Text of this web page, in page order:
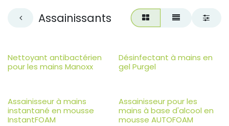
Assainissants
Nettoyant antibactérien
pour les mains Manoxx
Désinfectant à mains en
gel Purgel
Assainisseur à mains
instantané en mousse
InstantFOAM
Assainisseur pour les
mains à base d'alcool en
mousse AUTOFOAM